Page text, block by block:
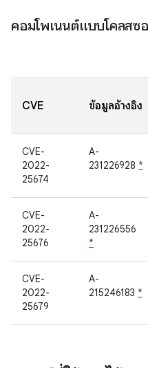
คอมโพเนนต์แบบโคลสซ
CVE ข้อมูลอ้างอิง
CVE-
2022-
25674
A-
231226928 *
CVE-
2022-
25676
A-
231226556
*
CVE-
2022-
25679
A-
215246183 *